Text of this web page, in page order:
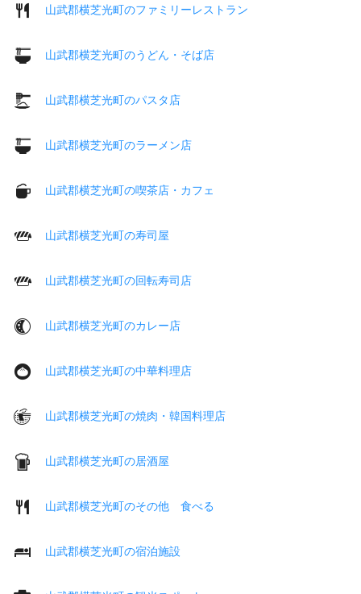
山武郡横芝光町のファミリーレストラン
山武郡横芝光町のうどん・そば店
山武郡横芝光町のパスタ店
山武郡横芝光町のラーメン店
山武郡横芝光町の喫茶店・カフェ
山武郡横芝光町の寿司屋
山武郡横芝光町の回転寿司店
山武郡横芝光町のカレー店
山武郡横芝光町の中華料理店
山武郡横芝光町の焼肉・韓国料理店
山武郡横芝光町の居酒屋
山武郡横芝光町のその他 食べる
山武郡横芝光町の宿泊施設